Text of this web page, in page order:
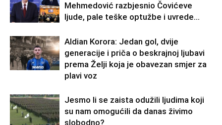
Mehmedović razbjesnio Čovićeve
ljude, pale teške optužbe i uvrede…
Aldian Korora: Jedan gol, dvije
generacije i priča o beskrajnoj ljubavi
prema Želji koja je obavezan smjer za
plavi voz
Jesmo li se zaista odužili ljudima koji
su nam omogućili da danas živimo
slobodno?